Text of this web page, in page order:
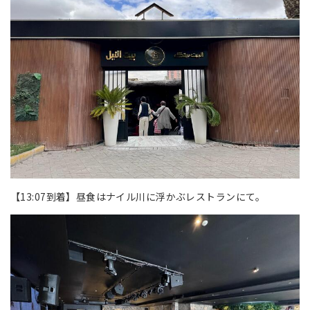
【13:07到着】昼食はナイル川に浮かぶレストランにて。